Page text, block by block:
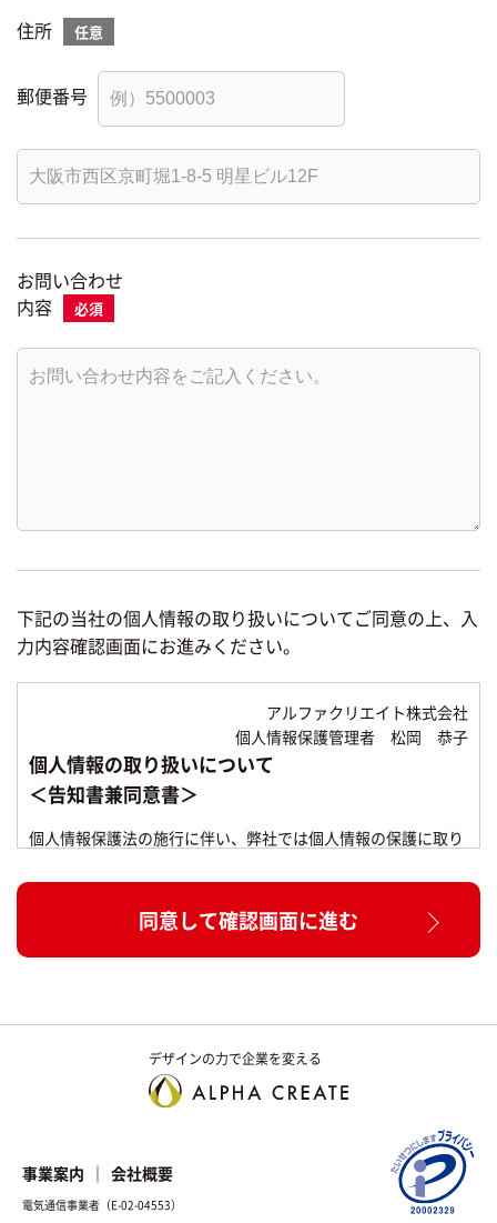
住所
郵便番号
お問い合わせ
内容
下記の当社の個人情報の取り扱いについてご同意の上、入
力内容確認画面にお進みください。
アルファクリエイト株式会社
個人情報保護管理者 松岡 恭子
個人情報の取り扱いについて
＜告知書兼同意書＞
個人情報保護法の施行に伴い、弊社では個人情報の保護に取り
以下に弊社における個人情報の取り扱いについて記しておりま
内容にご同意いただいた上で、お問い合せいただけますようお
願いいたします。
いたします。
お問い合せ頂いた内容や案件のご依頼に対する返信連絡の
お問い合せ頂いた内容に関して、必要な書類の郵送のた
お取引が発生した場合のクライアント管理のため。
お客様のご利用状況を把握し、今後のサービス改善に役立
てるため。
同意して確認画面に進む
デザインの力で企業を変える
事業案内 会社概要
電気通信事業者（E-02-04553）